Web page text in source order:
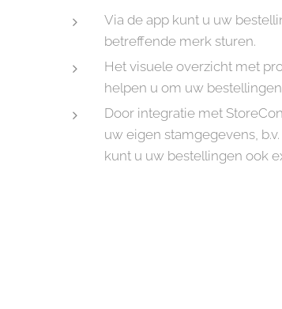
Via de app kunt u uw
betreffende merk sturen.
Het visuele overzicht met
helpen u om uw
Door integratie met
uw eigen stamgegevens,
kunt u uw bestellingen ook